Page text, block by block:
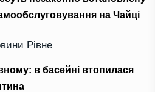
на Чайці
Рівне
в басейні втопилася